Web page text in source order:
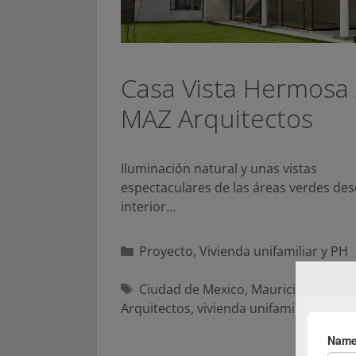
Casa Vista
MAZ Arquitectos
Iluminación natural y unas vistas
espectaculares de las áreas verdes
interior…
Categorías
Proyecto, Vivienda unifamiliar y PH
Etiquetas
Ciudad de Mexico, Mauricio Zapiain
Arquitectos, vivienda unifamiliar